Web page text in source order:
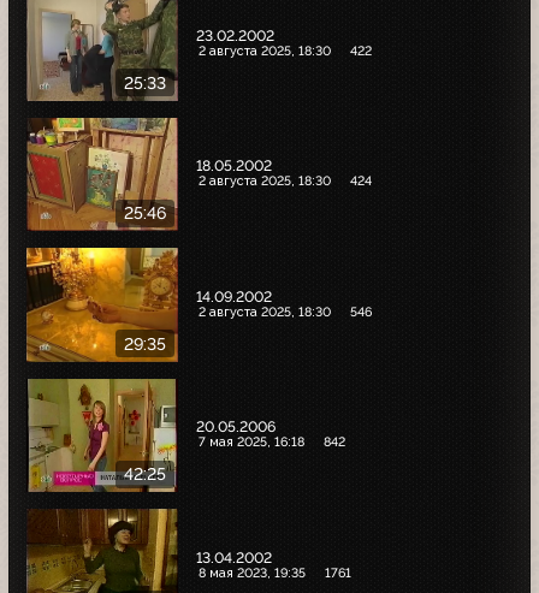
25:33
23.02.2002
2 августа 2025, 18:30 422
25:46
18.05.2002
2 августа 2025, 18:30 424
29:35
14.09.2002
2 августа 2025, 18:30 546
42:25
20.05.2006
7 мая 2025, 16:18 842
13.04.2002
8 мая 2023, 19:35 1761